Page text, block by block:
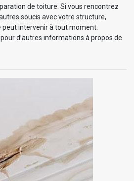
de toiture. Si vous rencontrez
soucis avec votre structure,
peut intervenir à tout moment.
d’autres informations à propos de